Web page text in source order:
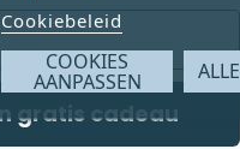
.
Cookiebeleid
COOKIES
AANPASSEN
gratis cadeau